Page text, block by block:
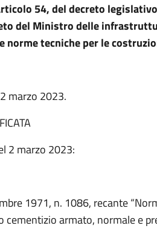
54, del decreto
del Ministro delle
norme tecniche per le
marzo 2023.
2 marzo 2023:
1971, n. 1086, recante
cementizio armato, normale e